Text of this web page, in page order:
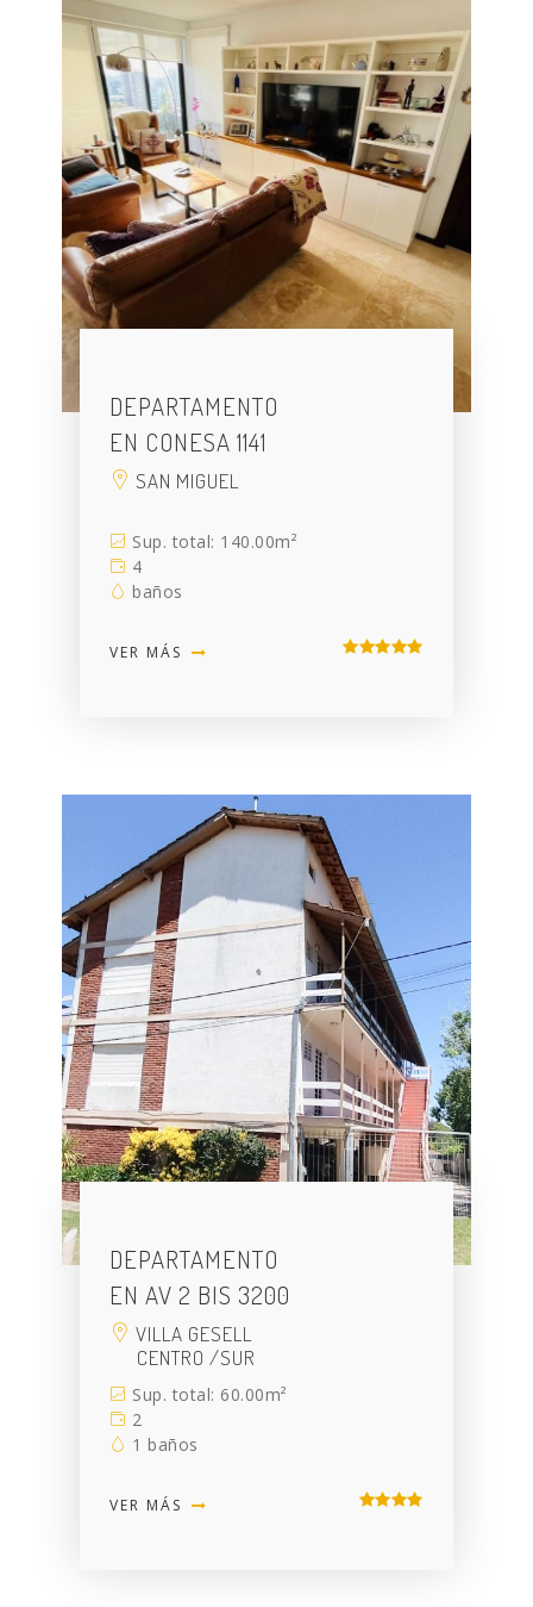
DEPARTAMENTO
EN CONESA 1141
SAN MIGUEL
Sup. total: 140.00m²
4
baños
VER MÁS
DEPARTAMENTO
EN AV 2 BIS 3200
VILLA GESELL
CENTRO /SUR
Sup. total: 60.00m²
2
1 baños
VER MÁS